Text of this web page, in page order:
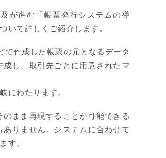
が進む「帳票発行システムの導
いて詳しくご紹介します。
で作成した帳票の元となるデータ
し、取引先ごとに用意されたマ
にわたります。
まま再現することが可能できる
りません。システムに合わせて
す。